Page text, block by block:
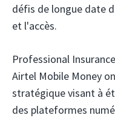
défis de longue date
et l'accès.
Professional
Airtel Mobile Money
stratégique visant à
des plateformes